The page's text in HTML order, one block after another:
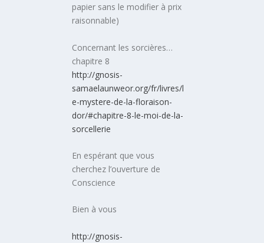
papier sans le modifier à prix
raisonnable)
Concernant les sorcières…
chapitre 8
http://gnosis-
samaelaunweor.org/fr/livres/l
e-mystere-de-la-floraison-
dor/#chapitre-8-le-moi-de-la-
sorcellerie
En espérant que vous
cherchez l’ouverture de
Conscience
Bien à vous
http://gnosis-